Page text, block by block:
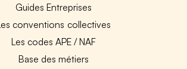
Guides Entreprises
conventions collectives
Les codes APE / NAF
Base des métiers